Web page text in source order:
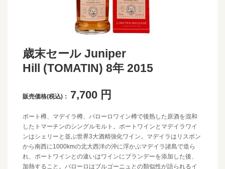
歳末セール Juniper
Hill (TOMATIN) 8年 2015
販売価格(税込)： 7,700 円
ポート樽、マデイラ樽、バローロワイン樽で後熟した原酒を混和
したトマーチンのシングルモルト。ポートワインとマデイラワイ
ンはシェリーと並ぶ世界3大酒精強化ワイン。マデイラはリスボン
から南西に1000kmの北大西洋の沖に浮かぶマデイラ諸島で造ら
れ、ポートワインとの違いはワインにブランデーを添加した後、
加熱すること。バローロはブルゴーニュとの類似性が語られるイ